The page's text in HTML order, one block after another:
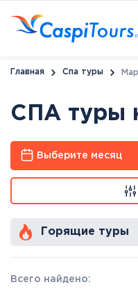
Главная Спа туры
СПА туры
Выберите месяц
Горящие туры
Всего найдено: